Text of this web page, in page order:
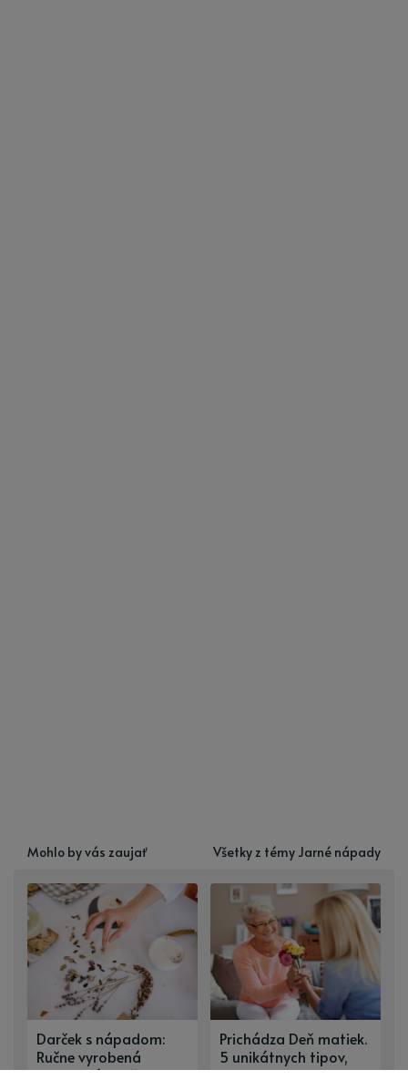
Mohlo by vás zaujať Všetky z témy Jarné nápady
Darček s nápadom:
Ručne vyrobená
kvetinová sviečka
Prichádza Deň matiek.
5 unikátnych tipov,
ako vyjadriť vďaku